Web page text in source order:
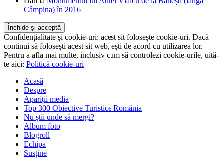
Confidențialitate și cookie-uri: acest sit folosește cookie-uri. Dacă
continui să folosești acest sit web, ești de acord cu utilizarea lor.
Pentru a afla mai multe, inclusiv cum să controlezi cookie-urile, uită-
te aici:Politică cookie-uri
Acasă
Apariții media
Top 300 Obiective Turistice România
Nu știi unde să mergi?
Album foto
Blogroll
Echipa
Susține
Contact